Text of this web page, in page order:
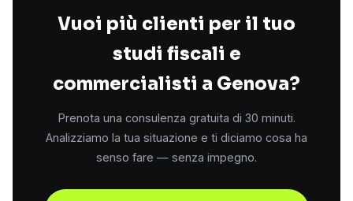
Vuoi più clienti per il tuo
studi fiscali e
commercialisti a Genova?
Prenota una consulenza gratuita di 30 minuti.
Analizziamo la tua situazione e ti diciamo cosa ha
senso fare — senza impegno.